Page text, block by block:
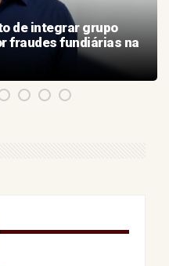
de integrar grupo
fraudes fundiárias na